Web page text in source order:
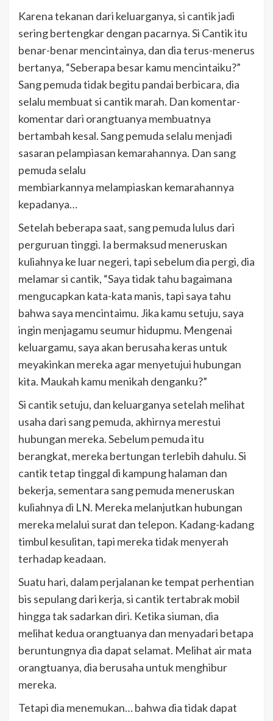
Karena tekanan dari keluarganya, si cantik jadi
sering bertengkar dengan pacarnya. Si Cantik itu
benar-benar mencintainya, dan dia terus-menerus
bertanya, “Seberapa besar kamu mencintaiku?”
Sang pemuda tidak begitu pandai berbicara, dia
selalu membuat si cantik marah. Dan komentar-
komentar dari orangtuanya membuatnya
bertambah kesal. Sang pemuda selalu menjadi
sasaran pelampiasan kemarahannya. Dan sang
pemuda selalu
membiarkannya melampiaskan kemarahannya
kepadanya…
Setelah beberapa saat, sang pemuda lulus dari
perguruan tinggi. Ia bermaksud meneruskan
kuliahnya ke luar negeri, tapi sebelum dia pergi, dia
melamar si cantik, “Saya tidak tahu bagaimana
mengucapkan kata-kata manis, tapi saya tahu
bahwa saya mencintaimu. Jika kamu setuju, saya
ingin menjagamu seumur hidupmu. Mengenai
keluargamu, saya akan berusaha keras untuk
meyakinkan mereka agar menyetujui hubungan
kita. Maukah kamu menikah denganku?”
Si cantik setuju, dan keluarganya setelah melihat
usaha dari sang pemuda, akhirnya merestui
hubungan mereka. Sebelum pemuda itu
berangkat, mereka bertungan terlebih dahulu. Si
cantik tetap tinggal di kampung halaman dan
bekerja, sementara sang pemuda meneruskan
kuliahnya di LN. Mereka melanjutkan hubungan
mereka melalui surat dan telepon. Kadang-kadang
timbul kesulitan, tapi mereka tidak menyerah
terhadap keadaan.
Suatu hari, dalam perjalanan ke tempat perhentian
bis sepulang dari kerja, si cantik tertabrak mobil
hingga tak sadarkan diri. Ketika siuman, dia
melihat kedua orangtuanya dan menyadari betapa
beruntungnya dia dapat selamat. Melihat air mata
orangtuanya, dia berusaha untuk menghibur
mereka.
Tetapi dia menemukan… bahwa dia tidak dapat